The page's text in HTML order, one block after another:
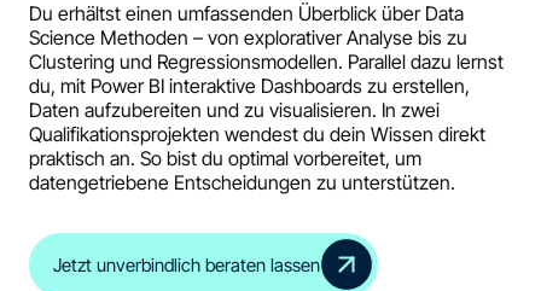
Du erhältst einen umfassenden Überblick über Data
Science Methoden – von explorativer Analyse bis zu
Clustering und Regressionsmodellen. Parallel dazu lernst
du, mit Power BI interaktive Dashboards zu erstellen,
Daten aufzubereiten und zu visualisieren. In zwei
Qualifikationsprojekten wendest du dein Wissen direkt
praktisch an. So bist du optimal vorbereitet, um
datengetriebene Entscheidungen zu unterstützen.
Jetzt unverbindlich beraten lassen